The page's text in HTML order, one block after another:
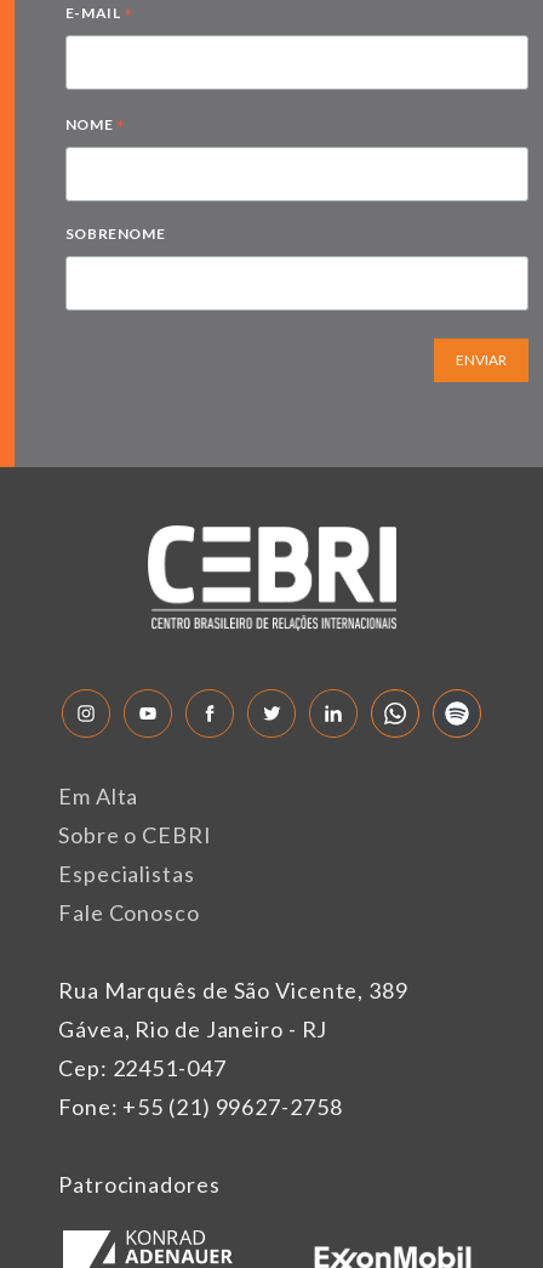
E-MAIL *
NOME *
SOBRENOME
ENVIAR
Rua Marquês de São Vicente, 389
Gávea, Rio de Janeiro - RJ
Cep: 22451-047
Fone: +55 (21) 99627-2758
Em Alta
Sobre o CEBRI
Especialistas
Fale Conosco
Patrocinadores